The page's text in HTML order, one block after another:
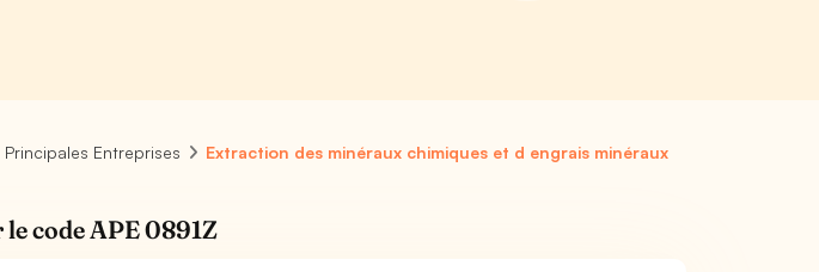
Entreprises Extraction des minéraux chimiques et d engrais minéraux
code APE 0891Z